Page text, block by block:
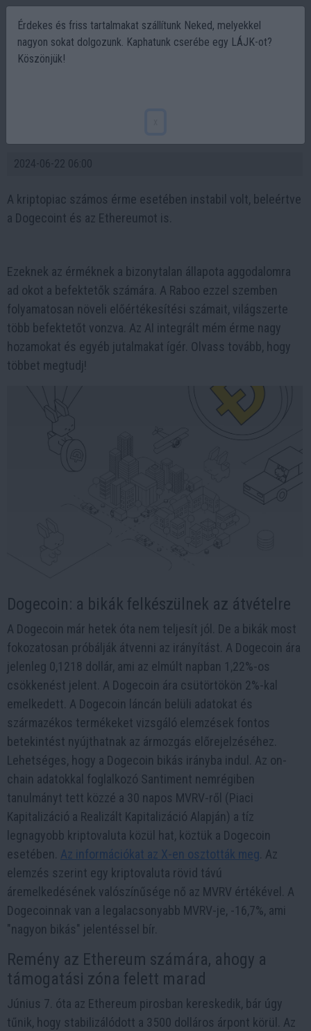
2024-06-22 06:00
A kriptopiac számos érme esetében instabil volt, beleértve
a Dogecoint és az Ethereumot is.
Ezeknek az érméknek a bizonytalan állapota aggodalomra
ad okot a befektetők számára. A Raboo ezzel szemben
folyamatosan növeli előértékesítési számait, világszerte
több befektetőt vonzva. Az AI integrált mém érme nagy
hozamokat és egyéb jutalmakat ígér. Olvass tovább, hogy
többet megtudj!
Dogecoin: a bikák felkészülnek az átvételre
A Dogecoin már hetek óta nem teljesít jól. De a bikák most
fokozatosan próbálják átvenni az irányítást. A Dogecoin ára
jelenleg 0,1218 dollár, ami az elmúlt napban 1,22%-os
csökkenést jelent. A Dogecoin ára csütörtökön 2%-kal
emelkedett. A Dogecoin láncán belüli adatokat és
származékos termékeket vizsgáló elemzések fontos
betekintést nyújthatnak az ármozgás előrejelzéséhez.
Lehetséges, hogy a Dogecoin bikás irányba indul. Az on-
chain adatokkal foglalkozó Santiment nemrégiben
tanulmányt tett közzé a 30 napos MVRV-ről (Piaci
Kapitalizáció a Realizált Kapitalizáció Alapján) a tíz
legnagyobb kriptovaluta közül hat, köztük a Dogecoin
esetében. Az információkat az X-en osztották meg . Az
elemzés szerint egy kriptovaluta rövid távú
áremelkedésének valószínűsége nő az MVRV értékével. A
Dogecoinnak van a legalacsonyabb MVRV-je, -16,7%, ami
"nagyon bikás" jelentéssel bír.
Remény az Ethereum számára, ahogy a
támogatási zóna felett marad
Június 7. óta az Ethereum pirosban kereskedik, bár úgy
tűnik, hogy stabilizálódott a 3500 dolláros árpont körül. Az
Érdekes és friss tartalmakat szállítunk Neked, melyekkel
nagyon sokat dolgozunk. Kaphatunk cserébe egy LÁJK-ot?
Köszönjük!